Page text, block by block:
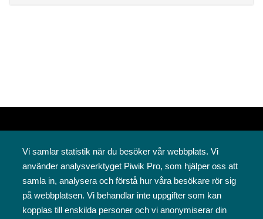
Svenska folkskolans vänner rf
Annegatan 12
Vi samlar statistik när du besöker vår webbplats. Vi
använder analysverktyget Piwik Pro, som hjälper oss att
samla in, analysera och förstå hur våra besökare rör sig
på webbplatsen. Vi behandlar inte uppgifter som kan
kopplas till enskilda personer och vi anonymiserar din